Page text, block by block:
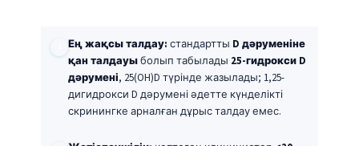
Ең жақсы талдау: стандартты D дәруменіне
қан талдауыболып табылады 25-гидрокси D
дәрумені, 25(OH)D түрінде жазылады; 1,25-
дигидрокси D дәрумені әдетте күнделікті
скринингке арналған дұрыс талдау емес.